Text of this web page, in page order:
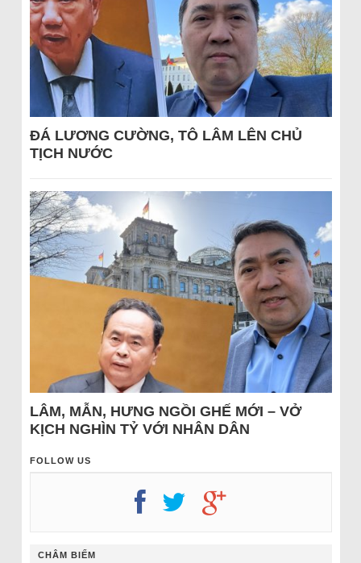
ĐÁ LƯƠNG CƯỜNG, TÔ LÂM LÊN CHỦ
TỊCH NƯỚC
LÂM, MẪN, HƯNG NGỒI GHẾ MỚI – VỞ
KỊCH NGHÌN TỶ VỚI NHÂN DÂN
FOLLOW US
CHÂM BIẾM